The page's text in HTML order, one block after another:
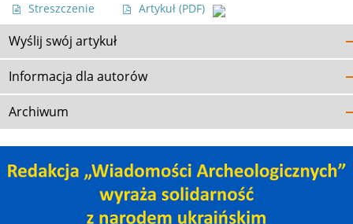
Streszczenie Artykuł (PDF)
Wyślij swój artykuł
Informacja dla autorów
Archiwum